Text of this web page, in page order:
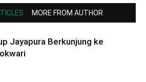
MORE FROM AUTHOR
Jayapura Berkunjung ke